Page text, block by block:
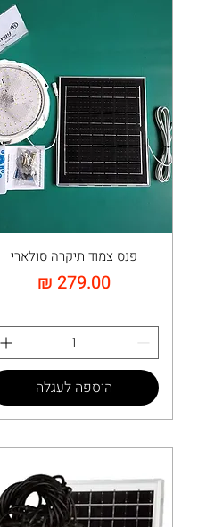
פנס צמוד תיקרה סולארי
מחיר‏279.00 ‏₪
הוספה לעגלה